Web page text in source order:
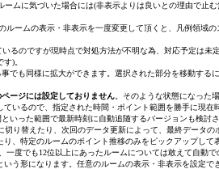
ムに気づいた場合には(非表示よりは良いとの理由で止
ームの表示・非表示を一度変更して頂くと、凡例領域の
るのですが現時点で対処方法が不明な為、対応予定は未
)。
でも同様に拡大ができます。選択された部分を移動する
ージには設定しておりません。そのような状態になった
いるので、指定された時間・ポイント範囲を勝手に現在
いった範囲で最新時刻に自動追随するバージョンも検討
切り替えたり、次回のデータ更新によって、最終データの
、特定のルームのポイント推移のみをピックアップして
度でも12位以上にあったルームについては敢えて自動
う形になります。任意のルームの表示・非表示を設定で